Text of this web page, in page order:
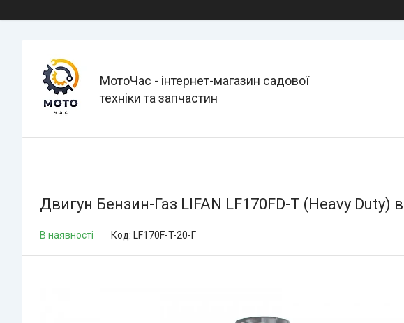
МотоЧас - інтернет-магазин садової
техніки та запчастин
Двигун Бензин-Газ LIFAN LF170FD-T (Heavy
В наявності Код: LF170F-T-20-Г